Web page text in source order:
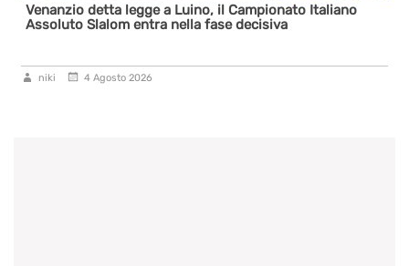
detta legge a Luino, il Campionato Italiano
Slalom entra nella fase decisiva
4 Agosto 2026